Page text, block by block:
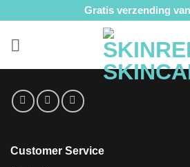
inhoud
Gratis verzending
Customer Service